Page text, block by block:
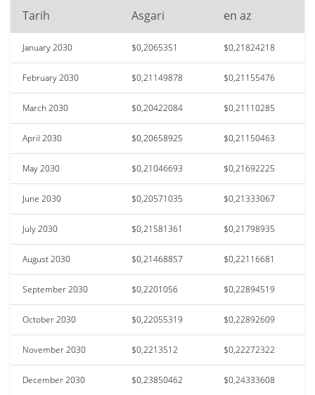
Tarih Asgari en az
January 2030 $0,2065351 $0,21824218
February 2030 $0,21149878 $0,21155476
March 2030 $0,20422084 $0,21110285
April 2030 $0,20658925 $0,21150463
May 2030 $0,21046693 $0,21692225
June 2030 $0,20571035 $0,21333067
July 2030 $0,21581361 $0,21798935
August 2030 $0,21468857 $0,22116681
September 2030 $0,2201056 $0,22894519
October 2030 $0,22055319 $0,22892609
November 2030 $0,2213512 $0,22272322
December 2030 $0,23850462 $0,24333608